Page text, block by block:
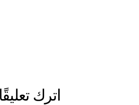
اترك تعليقًا